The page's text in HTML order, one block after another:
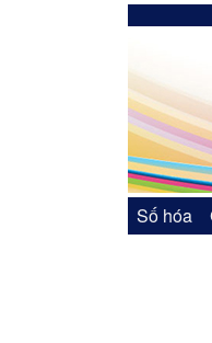
Số hóa